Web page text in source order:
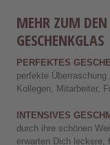
MEHR ZUM
GESCHENKGLAS
PERFEKTES
perfekte
Kollegen, Mitarbeiter,
INTENSIVES
durch ihre schönen
erwarten Dich